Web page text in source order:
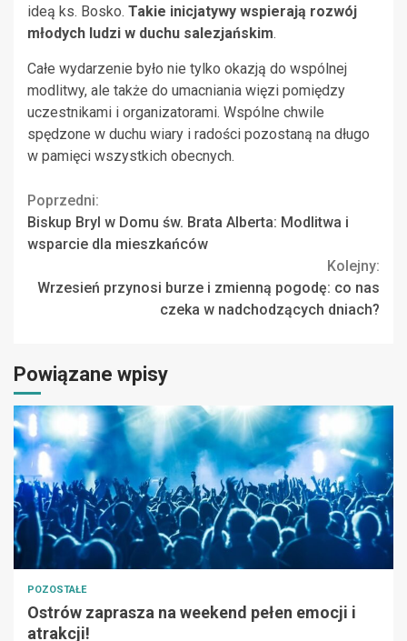
ideą ks. Bosko. Takie inicjatywy wspierają rozwój
młodych ludzi w duchu salezjańskim.
Całe wydarzenie było nie tylko okazją do wspólnej
modlitwy, ale także do umacniania więzi pomiędzy
uczestnikami i organizatorami. Wspólne chwile
spędzone w duchu wiary i radości pozostaną na długo
w pamięci wszystkich obecnych.
Continue
Reading
Poprzedni:
Biskup Bryl w Domu św. Brata Alberta: Modlitwa i
wsparcie dla mieszkańców
Kolejny:
Wrzesień przynosi burze i zmienną pogodę: co nas
czeka w nadchodzących dniach?
Powiązane wpisy
POZOSTAŁE
Ostrów zaprasza na weekend pełen emocji i
atrakcji!